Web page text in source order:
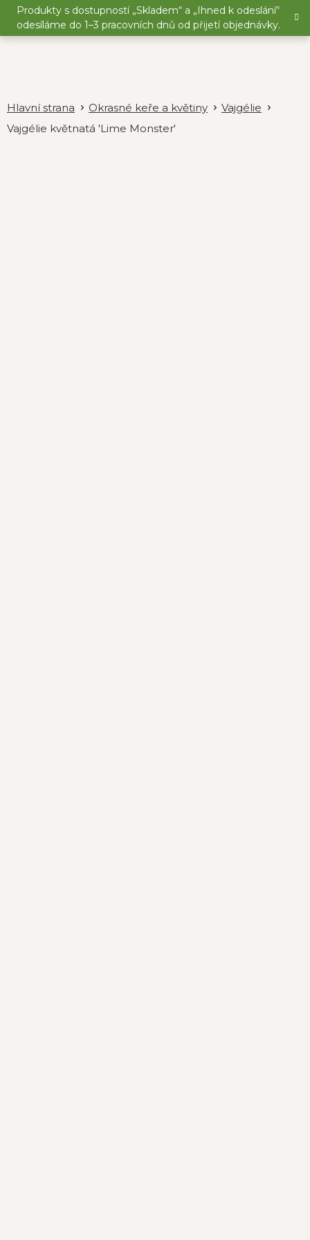
Přejít
obsah
Produkty s dostupností „Skladem“ a „Ihned k odeslání“
odesíláme do 1–3 pracovních dnů od přijetí objednávky.
Okrasné keře a květiny
Vajgélie
Vajgélie květnatá 'Lime Monster'